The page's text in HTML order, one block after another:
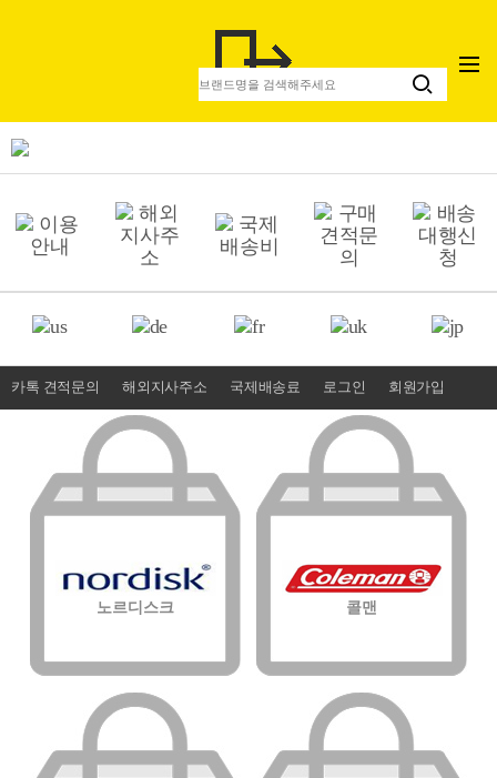
카톡 견적문의 해외지사주소 국제배송료 로그인 회원가입
노르디스크 콜맨